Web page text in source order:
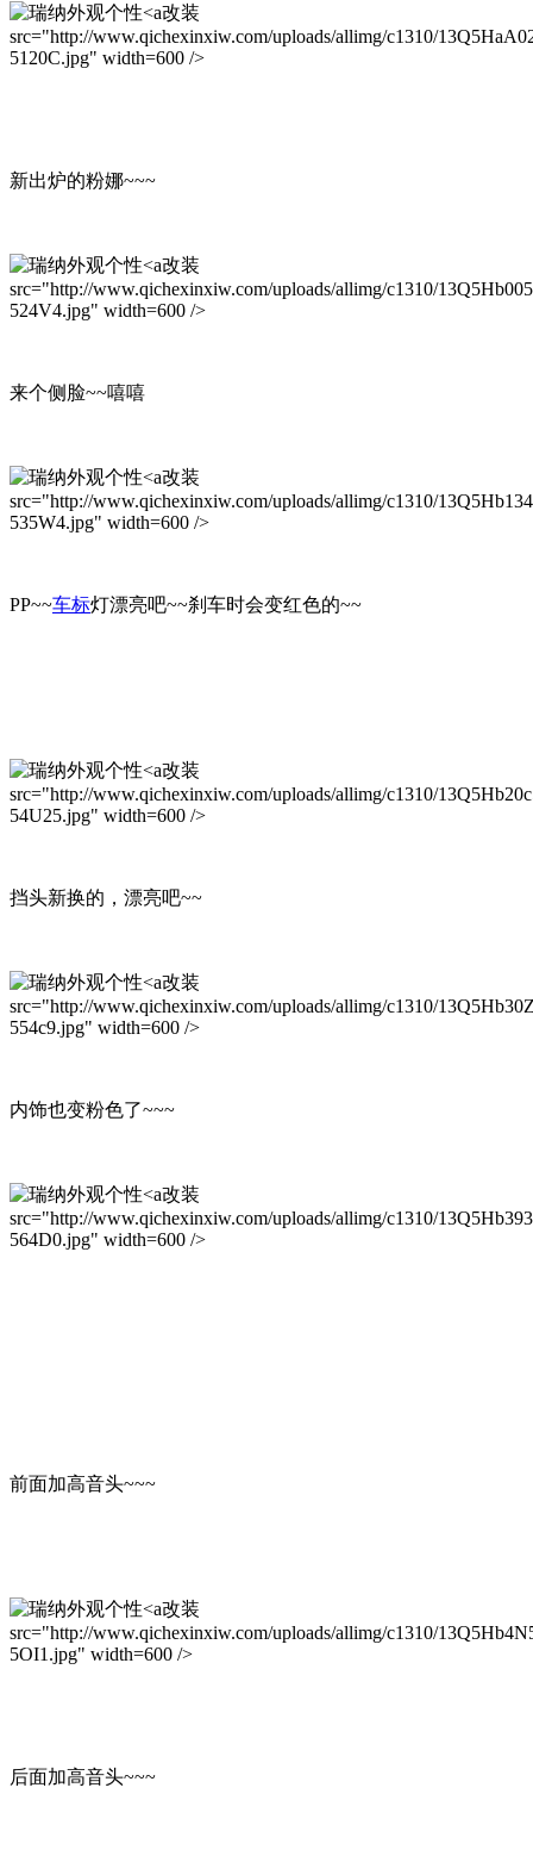
改装
src="http://www.qichexinxiw.com/uploads/allimg/c1310/
5120C.jpg" width=600 />
新出炉的粉娜~~~
改装
src="http://www.qichexinxiw.com/uploads/allimg/c1310/
524V4.jpg" width=600 />
来个侧脸~~嘻嘻
改装
src="http://www.qichexinxiw.com/uploads/allimg/c1310/
535W4.jpg" width=600 />
PP~~车标灯漂亮吧~~刹车时会变红色的~~
改装
src="http://www.qichexinxiw.com/uploads/allimg/c1310/
54U25.jpg" width=600 />
挡头新换的，漂亮吧~~
改装
src="http://www.qichexinxiw.com/uploads/allimg/c1310/
554c9.jpg" width=600 />
内饰也变粉色了~~~
改装
src="http://www.qichexinxiw.com/uploads/allimg/c1310/
564D0.jpg" width=600 />
前面加高音头~~~
改装
src="http://www.qichexinxiw.com/uploads/allimg/c1310/
5OI1.jpg" width=600 />
后面加高音头~~~